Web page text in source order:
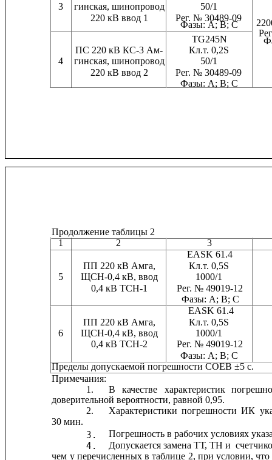
Фазы: А; В; С
3 гинская, шинопровод 50/1
220 кВ ввод 1
Рег. № 30489-09
TG245N
ПС 220 кВ КС-3 Ам-
Кл.т. 0,2S
4
гинская, шинопровод 50/1
220 кВ ввод 2
Рег. № 30489-09
Продолжение таблицы 2
1
2
3
EASK 61.4
ПП 220 кВ Амга,
Кл.т. 0,5S
5
ЩСН-0,4 кВ, ввод
1000/1
0,4 кВ ТСН-1            Рег. № 49019-12
Фазы: А; В; С
EASK 61.4
ПП 220 кВ Амга,
Кл.т. 0,5S
6
ЩСН-0,4 кВ, ввод
1000/1
0,4 кВ ТСН-2            Рег. № 49019-12
Фазы: А; В; С
Пределы допускаемой погрешности СОЕВ ±5 с.
Примечания:
1.
В качестве характеристик
доверительной вероятности, равной 0,95.
2.
Характеристики погрешности ИК
30 мин.
3. Погрешность в рабочих условиях
4. Допускается замена ТТ, ТН и
чем у перечисленных в таблице 2, при условии, что